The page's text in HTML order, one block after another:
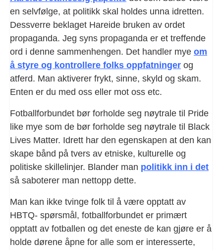
en selvfølge, at politikk skal holdes unna idretten.
Dessverre beklaget Hareide bruken av ordet
propaganda. Jeg syns propaganda er et treffende
ord i denne sammenhengen. Det handler mye om
å styre og kontrollere folks oppfatninger og
atferd. Man aktiverer frykt, sinne, skyld og skam.
Enten er du med oss eller mot oss etc.
Fotballforbundet bør forholde seg nøytrale til Pride
like mye som de bør forholde seg nøytrale til Black
Lives Matter. Idrett har den egenskapen at den kan
skape bånd på tvers av etniske, kulturelle og
politiske skillelinjer. Blander man politikk inn i det
så saboterer man nettopp dette.
Man kan ikke tvinge folk til å være opptatt av
HBTQ- spørsmål, fotballforbundet er primært
opptatt av fotballen og det eneste de kan gjøre er å
holde dørene åpne for alle som er interesserte,